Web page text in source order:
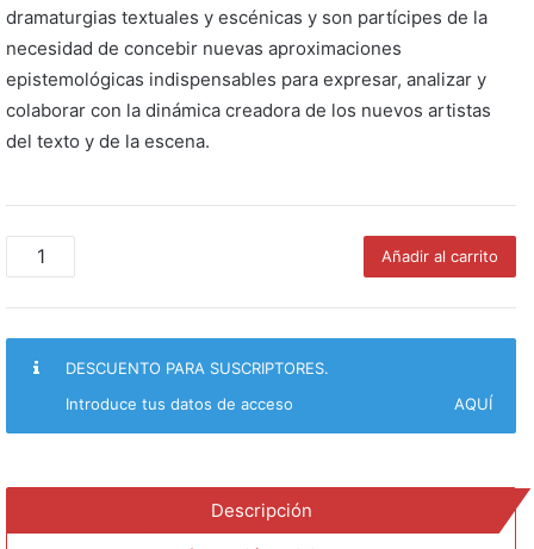
dramaturgias textuales y escénicas y son partícipes de la
necesidad de concebir nuevas aproximaciones
epistemológicas indispensables para expresar, analizar y
colaborar con la dinámica creadora de los nuevos artistas
del texto y de la escena.
Antología
de
el
aporte
Añadir al carrito
DESCUENTO PARA SUSCRIPTORES.
Introduce tus datos de acceso
AQUÍ
Descripción